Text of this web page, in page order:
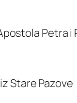
Petra
Stare Pazove